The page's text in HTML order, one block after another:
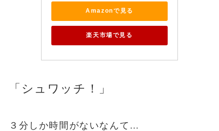
Amazonで見る
楽天市場で見る
「 シュワッチ！ 」
３分しか時間がないなんて…